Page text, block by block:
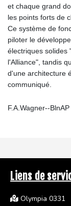
et chaque grand
les points forts de
Ce système de
piloter le
électriques solides
l'Alliance", tandis
d'une architecture
communiqué.
F.A.Wagner--BlnAP
Liens de
Olympia 0331